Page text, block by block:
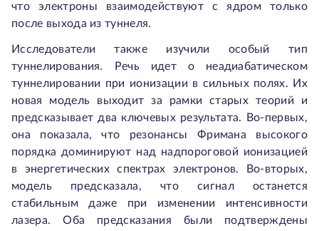
что электроны взаимодействуют с ядром только
после выхода из туннеля.
Исследователи также изучили особый тип
туннелирования. Речь идет о неадиабатическом
туннелировании при ионизации в сильных полях. Их
новая модель выходит за рамки старых теорий и
предсказывает два ключевых результата. Во-первых,
она показала, что резонансы Фримана высокого
порядка доминируют над надпороговой ионизацией
в энергетических спектрах электронов. Во-вторых,
модель предсказала, что сигнал останется
стабильным даже при изменении интенсивности
лазера. Оба предсказания были подтверждены